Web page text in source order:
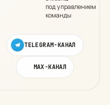
под управлением
команды
TELEGRAM-КАНАЛ
MAX-КАНАЛ